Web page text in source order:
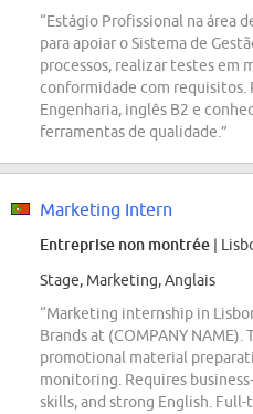
“Estágio Profissional na área
para apoiar o Sistema de
processos, realizar testes em
conformidade com requisitos.
Engenharia, inglês B2 e
ferramentas de qualidade.”
Marketing Intern
Entreprise non montrée |
Stage, Marketing, Anglais
“Marketing internship in
Brands at (COMPANY NAME).
promotional material
monitoring. Requires
skills, and strong English.